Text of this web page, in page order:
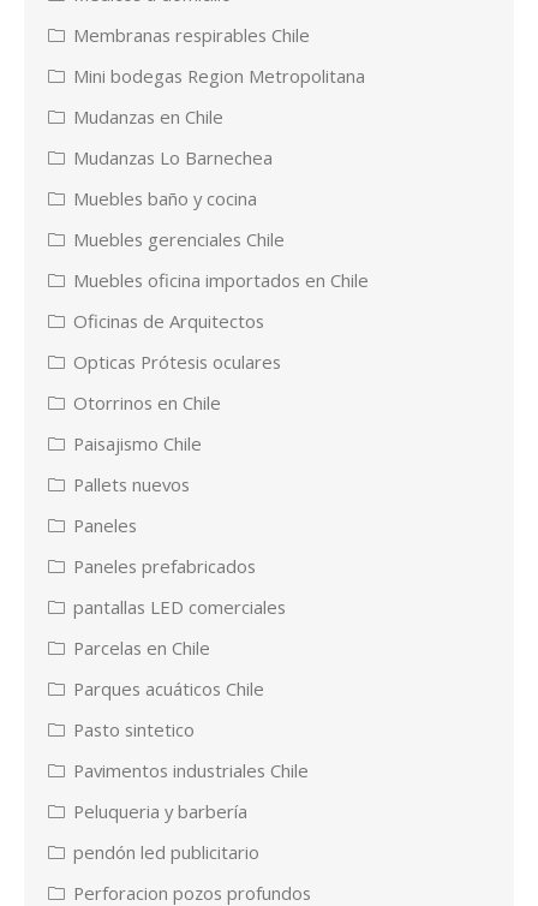
Membranas respirables Chile
Mini bodegas Region Metropolitana
Mudanzas en Chile
Mudanzas Lo Barnechea
Muebles baño y cocina
Muebles gerenciales Chile
Muebles oficina importados en Chile
Oficinas de Arquitectos
Opticas Prótesis oculares
Otorrinos en Chile
Paisajismo Chile
Pallets nuevos
Paneles
Paneles prefabricados
pantallas LED comerciales
Parcelas en Chile
Parques acuáticos Chile
Pasto sintetico
Pavimentos industriales Chile
Peluqueria y barbería
pendón led publicitario
Perforacion pozos profundos